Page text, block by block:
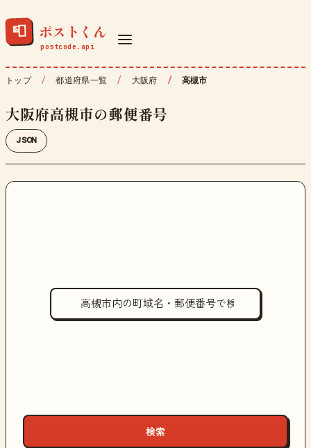
📮 ポストくん
トップ 都道府県一覧 大阪府 高槻市
大阪府高槻市の郵便番号
JSON